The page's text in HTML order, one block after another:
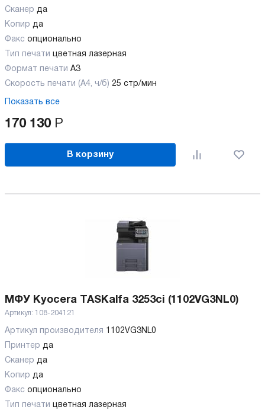
Сканер да
Копир да
Факс опционально
Тип печати
цветная лазерная
Формат печати A3
Скорость печати (А4, ч/б) 25 стр/мин
Показать все
170 130 Р
В корзину
МФУ Kyocera TASKalfa 3253ci (1102VG3NL0)
Артикул: 108-204121
Артикул производителя
1102VG3NL0
Принтер да
Сканер да
Копир да
Факс опционально
Тип печати
цветная лазерная